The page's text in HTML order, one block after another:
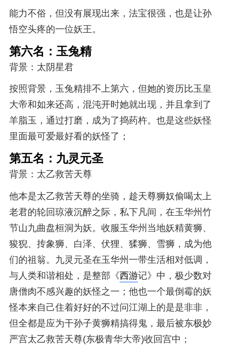
能力不俗，但没有展现出来，法宝很强，也是让孙
悟空头疼的一位妖王。
第六名：玉兔精
背景：太阴星君
按照背景，玉兔精排不上第六，但她的资历比玉皇
大帝和如来还高，混沌开时她就出现，并且拿到了
羊脂玉，通过打磨，成为了捣药杵。也是这些妖怪
里面最可爱最好看的妖怪了；
第五名：九灵元圣
背景：太乙救苦天尊
他本是太乙救苦天尊的坐骑，趁天尊狮奴偷喝太上
老君的轮回琼液沉醉之际，私下凡间，在玉华州竹
节山九曲盘桓洞为妖。收服玉华州当地妖精黄狮、
狻猊、抟象狮、白泽、伏狸、猱狮、雪狮，成为他
们的祖翁。九灵元圣在玉华州一带生活相对低调，
与人类和谐相处，是整部《西游记》中，极少数对
唐僧肉不感兴趣的妖怪之一；他也一个最倒霉的妖
怪本来自己住着好好的不过问江湖上的是是非非，
但全都是应为干孙子黄狮精搞得鬼，最后被东极妙
严宫太乙救苦天尊(东极青华大帝)收回宫中；